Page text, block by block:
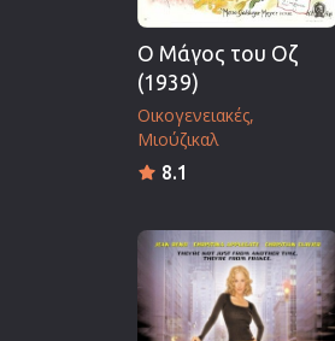
Ο Μάγος του Οζ
(1939)
Οικογενειακές
Μιούζικαλ
8.1